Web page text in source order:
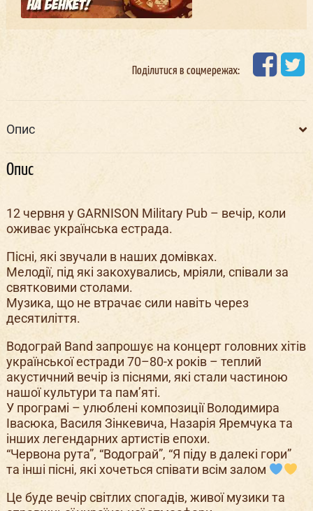
Поділитися в соцмережах:
Опис
Опис
12 червня у GARNISON Military Pub – вечір, коли
оживає українська естрада.
Пісні, які звучали в наших домівках.
Мелодії, під які закохувались, мріяли, співали за
святковими столами.
Музика, що не втрачає сили навіть через
десятиліття.
Водограй Band запрошує на концерт головних хітів
української естради 70–80-х років – теплий
акустичний вечір із піснями, які стали частиною
нашої культури та пам’яті.
У програмі – улюблені композиції Володимира
Івасюка, Василя Зінкевича, Назарія Яремчука та
інших легендарних артистів епохи.
“Червона рута”, “Водограй”, “Я піду в далекі гори”
та інші пісні, які хочеться співати всім залом
Це буде вечір світлих спогадів, живої музики та